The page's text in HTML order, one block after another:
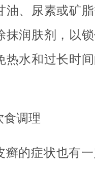
油、尿素或矿
抹润肤剂，以
热水和过长时
食调理
癣的症状也有